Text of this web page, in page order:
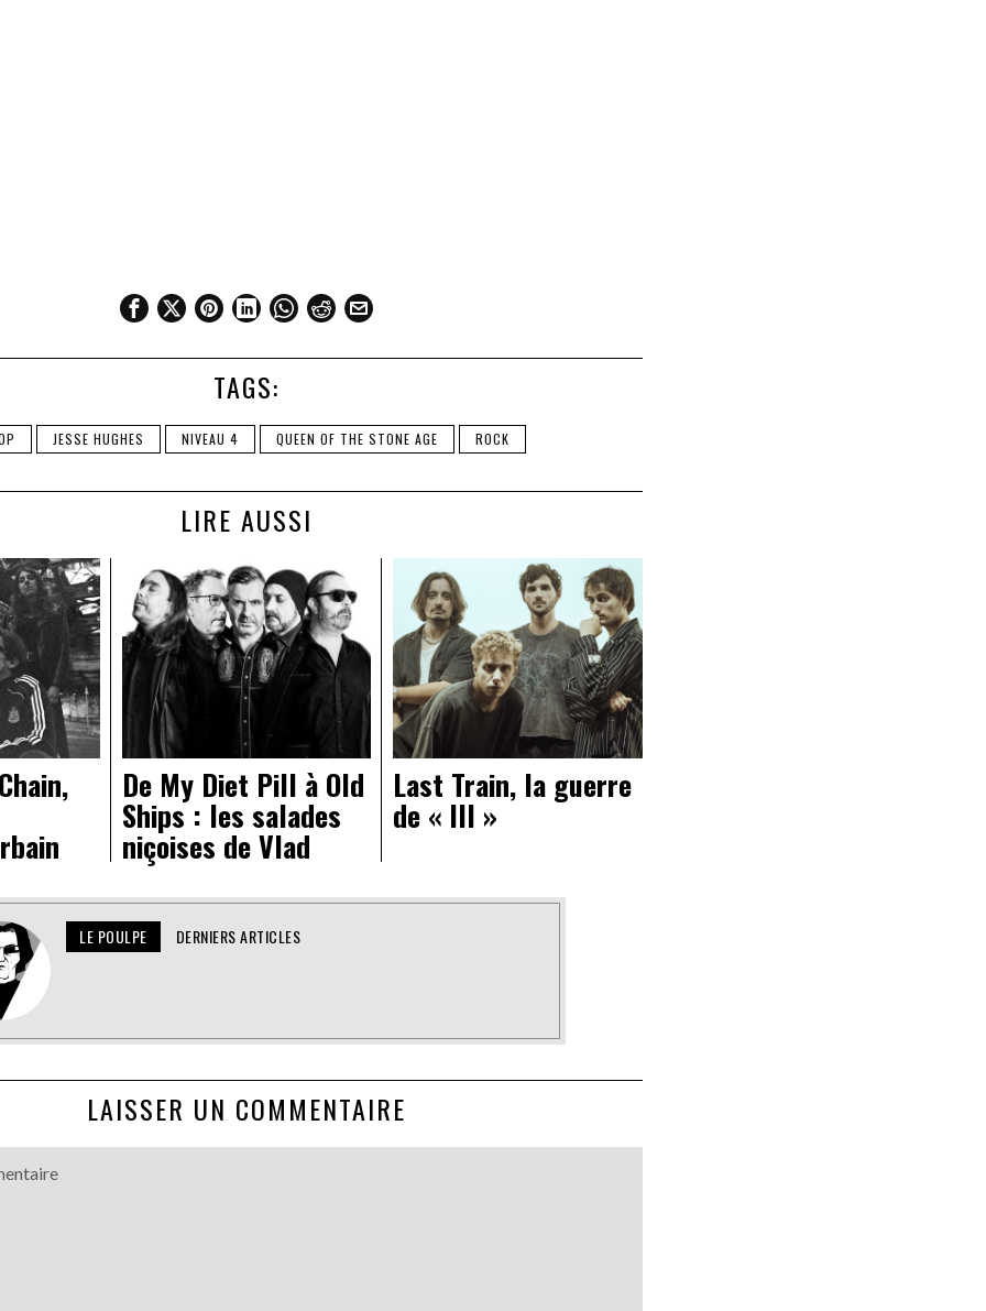
TAGS:
JESSE HUGHES NIVEAU 4 QUEEN OF THE STONE AGE ROCK
LIRE AUSSI
De My Diet Pill à Old
Ships : les salades
niçoises de Vlad
Last Train, la guerre
de « III »
LE POULPE DERNIERS ARTICLES
LAISSER UN COMMENTAIRE